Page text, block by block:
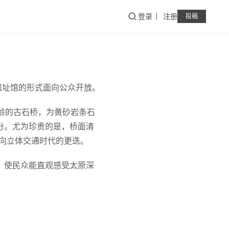
登录 注册 投稿
的形式面向公众开放。
古石桥，为黄砂岩条石
。尤为珍贵的是，桥面清
体交通时代的更迭。
民众能直观感受太原深